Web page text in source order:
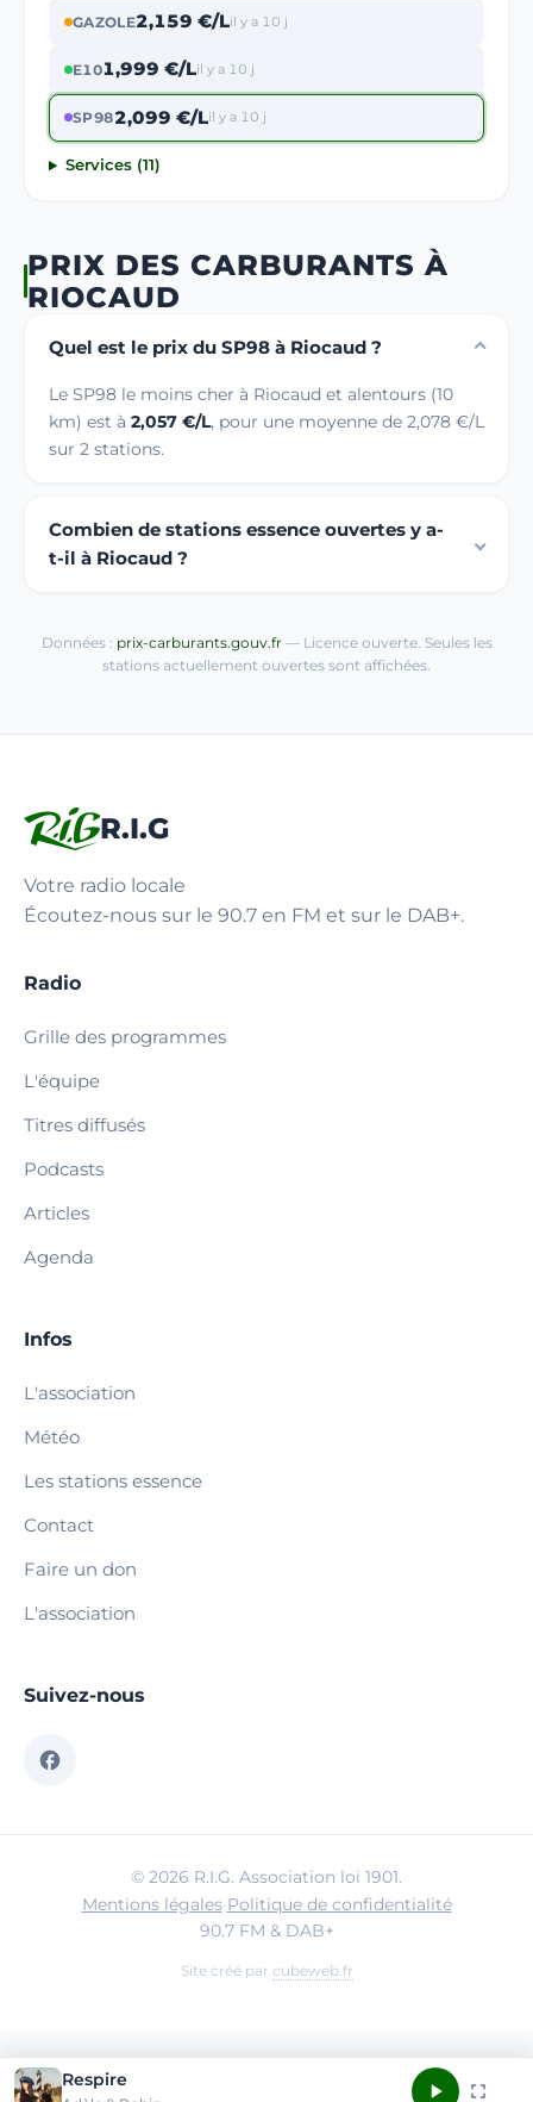
GAZOLE2,159 €/Lil y a 10 j
E101,999 €/Lil y a 10 j
SP982,099 €/Lil y a 10 j
Services (11)
PRIX DES CARBURANTS À
RIOCAUD
Quel est le prix du SP98 à Riocaud ?
Le SP98 le moins cher à Riocaud et alentours (10
km) est à 2,057 €/L, pour une moyenne de 2,078 €/L
sur 2 stations.
Combien de stations essence ouvertes y a-
t-il à Riocaud ?
Données : prix-carburants.gouv.fr— Licence ouverte. Seules les
stations actuellement ouvertes sont affichées.
R.I.G
Votre radio locale
Écoutez-nous sur le 90.7 en FM et sur le DAB+.
Radio
Grille des programmes
L'équipe
Titres diffusés
Podcasts
Articles
Agenda
Infos
L'association
Météo
Les stations essence
Contact
Faire un don
L'association
Suivez-nous
© 2026 R.I.G. Association loi 1901.
Mentions légales·Politique de confidentialité
90.7 FM & DAB+
Site créé par cubeweb.fr
Respire